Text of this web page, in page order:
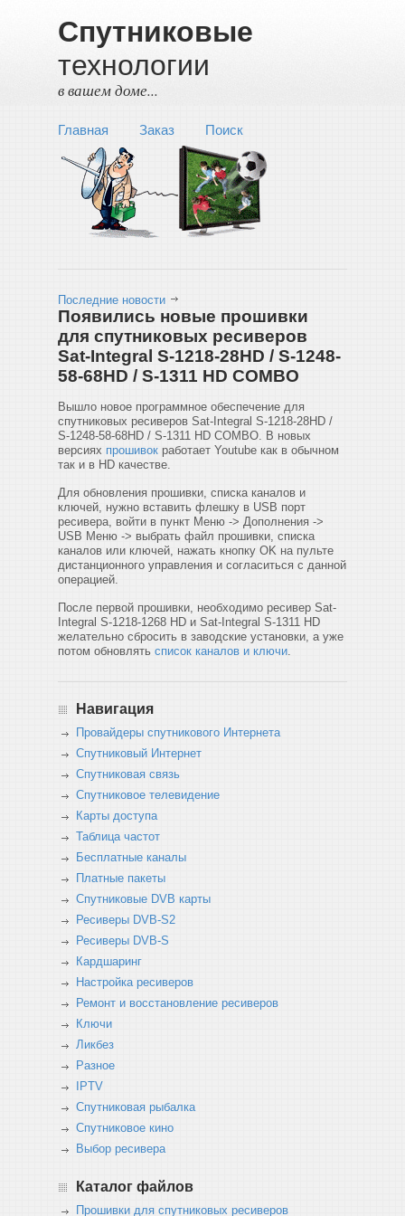
Спутниковые
технологии
в вашем доме...
Главная Заказ Поиск
Последние новости
Появились новые прошивки
для спутниковых ресиверов
Sat-Integral S-1218-28HD / S-1248-
58-68HD / S-1311 HD COMBO
Вышло новое программное обеспечение для
спутниковых ресиверов Sat-Integral S-1218-28HD /
S-1248-58-68HD / S-1311 HD COMBO. В новых
версиях прошивок работает Youtube как в обычном
так и в HD качестве.
Для обновления прошивки, списка каналов и
ключей, нужно вставить флешку в USB порт
ресивера, войти в пункт Меню -> Дополнения ->
USB Меню -> выбрать файл прошивки, списка
каналов или ключей, нажать кнопку OK на пульте
дистанционного управления и согласиться с данной
операцией.
После первой прошивки, необходимо ресивер Sat-
Integral S-1218-1268 HD и Sat-Integral S-1311 HD
желательно сбросить в заводские установки, а уже
потом обновлять список каналов и ключи.
Навигация
Провайдеры спутникового Интернета
Спутниковый Интернет
Спутниковая связь
Спутниковое телевидение
Карты доступа
Таблица частот
Бесплатные каналы
Платные пакеты
Спутниковые DVB карты
Ресиверы DVB-S2
Ресиверы DVB-S
Кардшаринг
Настройка ресиверов
Ремонт и восстановление ресиверов
Ключи
Ликбез
Разное
IPTV
Спутниковая рыбалка
Спутниковое кино
Выбор ресивера
Каталог файлов
Прошивки для спутниковых ресиверов